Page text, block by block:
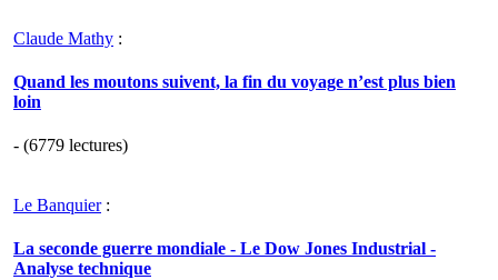
Claude Mathy :
Quand les moutons suivent, la fin du voyage n’est plus bien
loin
- (6779 lectures)
Le Banquier:
La seconde guerre mondiale - Le Dow Jones Industrial -
Analyse technique